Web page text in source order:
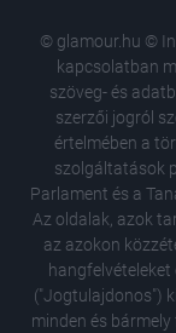
© glamour.hu ©
kapcsolatban
szöveg- és
szerzői jogról
értelmében a
szolgáltatások
Parlament és a
Az oldalak, azok
az azokon
hangfelvételeket
("Jogtulajdonos")
minden és